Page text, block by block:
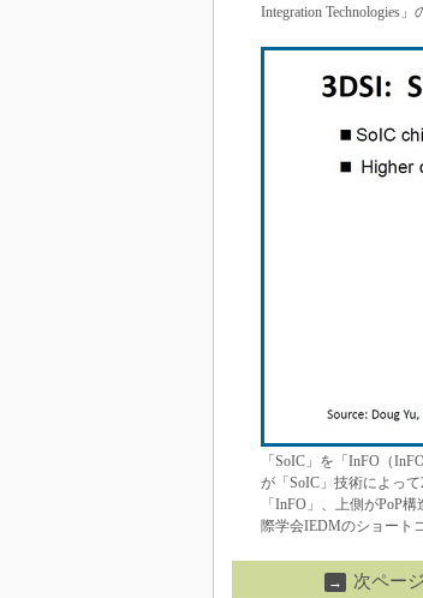
Integration Technologies」
「SoIC」を「InFO（
が「SoIC」技術によっ
「InFO」、上側がPoP
際学会IEDMのショート
→ 次ページ